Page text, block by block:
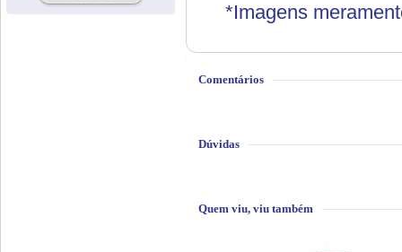
*Imagens
Comentários
Dúvidas
Quem viu, viu também